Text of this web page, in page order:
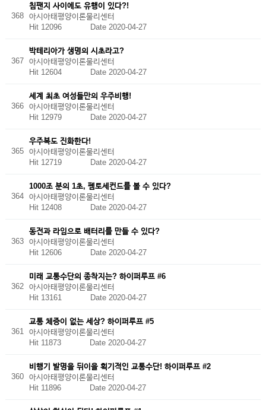
368
침팬지 사이에도 유행이 있다?!
아시아태평양이론물리센터
Hit 12096 Date 2020-04-27
367
박테리아가 생명의 시초라고?
아시아태평양이론물리센터
Hit 12604 Date 2020-04-27
366
세계 최초 여성들만의 우주비행!
아시아태평양이론물리센터
Hit 12979 Date 2020-04-27
365
우주복도 진화한다!
아시아태평양이론물리센터
Hit 12719 Date 2020-04-27
364
1000조 분의 1초, 펨토세컨드를 볼 수 있다?
아시아태평양이론물리센터
Hit 12408 Date 2020-04-27
363
동전과 라임으로 배터리를 만들 수 있다?
아시아태평양이론물리센터
Hit 12606 Date 2020-04-27
362
미래 교통수단의 종착지는? 하이퍼루프 #6
아시아태평양이론물리센터
Hit 13161 Date 2020-04-27
361
교통 체증이 없는 세상? 하이퍼루프 #5
아시아태평양이론물리센터
Hit 11873 Date 2020-04-27
360
비행기 발명을 뒤이을 획기적인 교통수단! 하이퍼루프 #2
아시아태평양이론물리센터
Hit 11896 Date 2020-04-27